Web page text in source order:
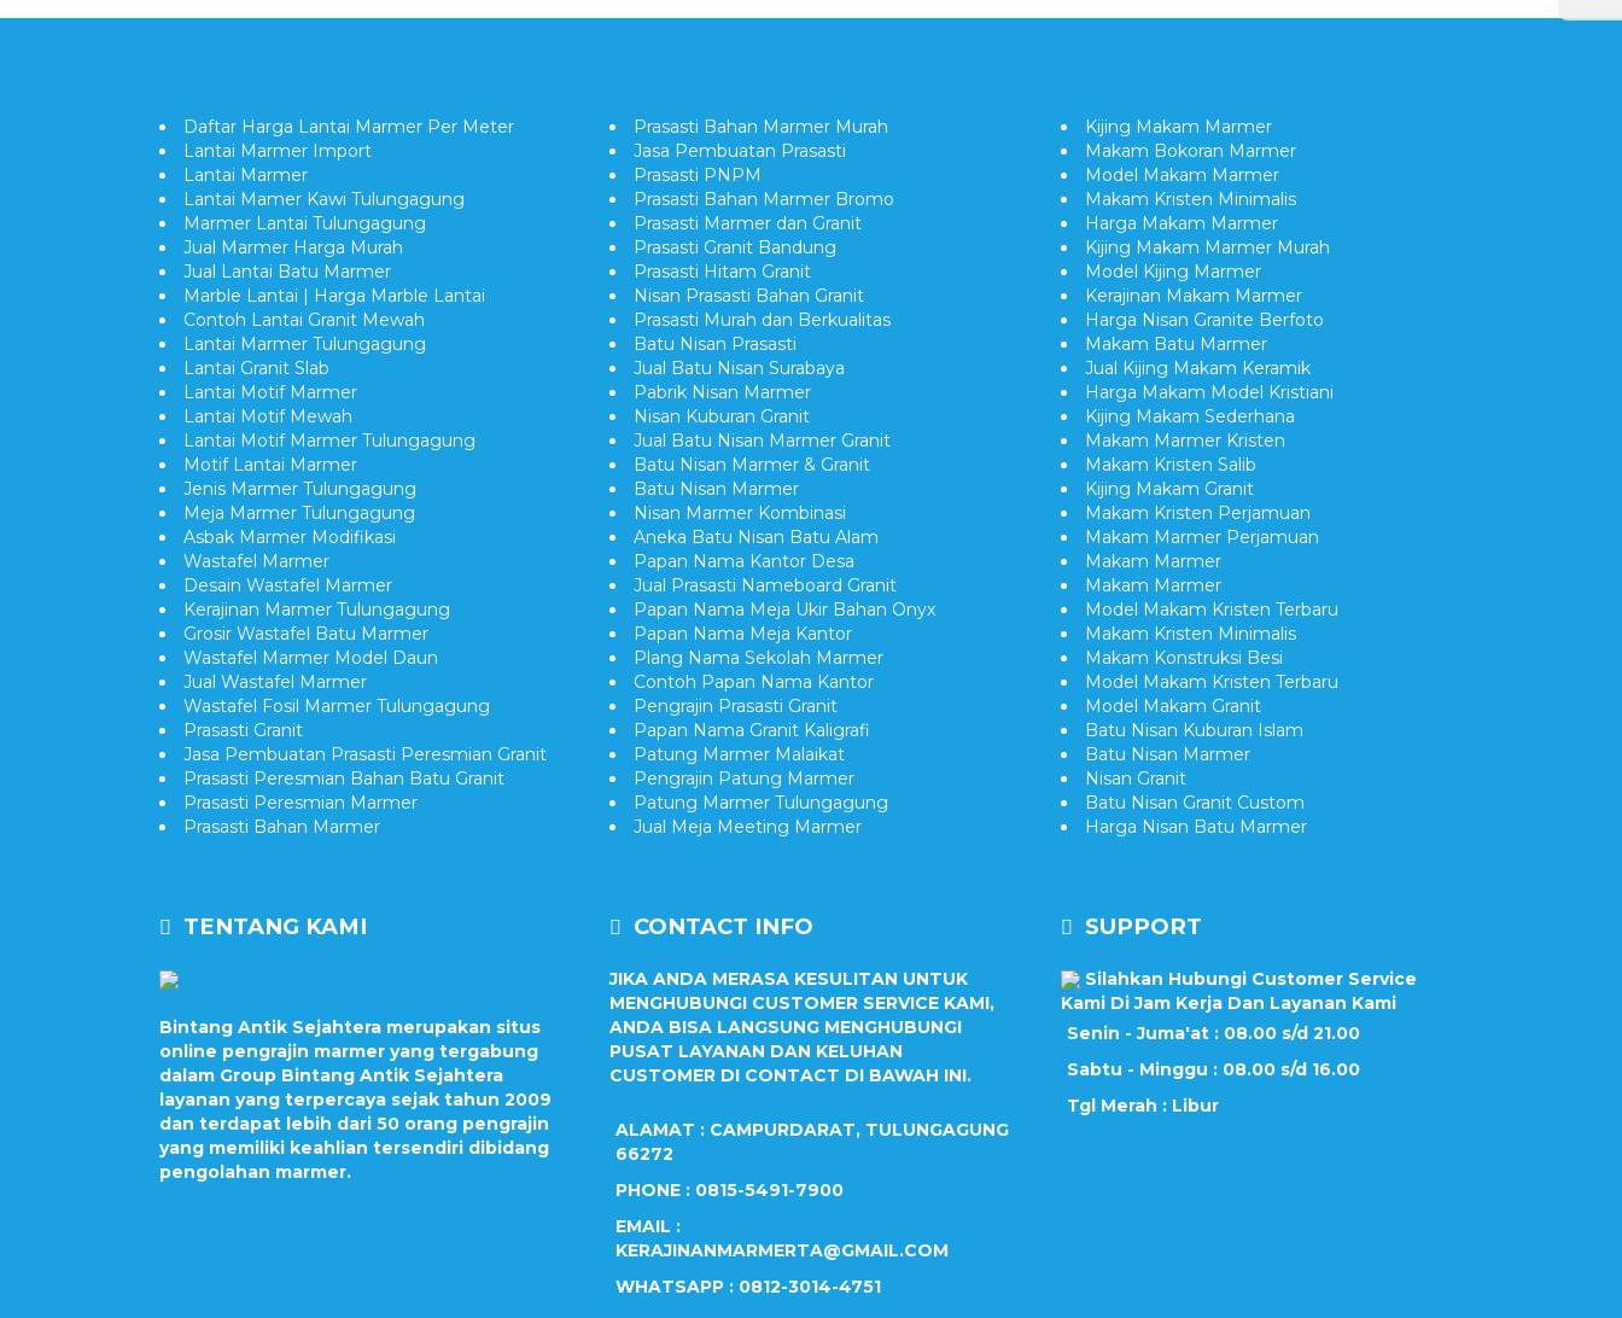
Daftar Harga Lantai Marmer Per Meter
Lantai Marmer Import
Lantai Marmer
Lantai Mamer Kawi Tulungagung
Marmer Lantai Tulungagung
Jual Marmer Harga Murah
Jual Lantai Batu Marmer
Marble Lantai | Harga Marble Lantai
Contoh Lantai Granit Mewah
Lantai Marmer Tulungagung
Lantai Granit Slab
Lantai Motif Marmer
Lantai Motif Mewah
Lantai Motif Marmer Tulungagung
Motif Lantai Marmer
Jenis Marmer Tulungagung
Meja Marmer Tulungagung
Asbak Marmer Modifikasi
Wastafel Marmer
Desain Wastafel Marmer
Kerajinan Marmer Tulungagung
Grosir Wastafel Batu Marmer
Wastafel Marmer Model Daun
Jual Wastafel Marmer
Wastafel Fosil Marmer Tulungagung
Prasasti Granit
Jasa Pembuatan Prasasti Peresmian Granit
Prasasti Peresmian Bahan Batu Granit
Prasasti Peresmian Marmer
Prasasti Bahan Marmer
TENTANG KAMI
Bintang Antik Sejahtera merupakan situs
online pengrajin marmer yang tergabung
dalam Group Bintang Antik Sejahtera
layanan yang terpercaya sejak tahun 2009
dan terdapat lebih dari 50 orang pengrajin
yang memiliki keahlian tersendiri dibidang
pengolahan marmer.
Prasasti Bahan Marmer Murah
Jasa Pembuatan Prasasti
Prasasti PNPM
Prasasti Bahan Marmer Bromo
Prasasti Marmer dan Granit
Prasasti Granit Bandung
Prasasti Hitam Granit
Nisan Prasasti Bahan Granit
Prasasti Murah dan Berkualitas
Batu Nisan Prasasti
Jual Batu Nisan Surabaya
Pabrik Nisan Marmer
Nisan Kuburan Granit
Jual Batu Nisan Marmer Granit
Batu Nisan Marmer & Granit
Batu Nisan Marmer
Nisan Marmer Kombinasi
Aneka Batu Nisan Batu Alam
Papan Nama Kantor Desa
Jual Prasasti Nameboard Granit
Papan Nama Meja Ukir Bahan Onyx
Papan Nama Meja Kantor
Plang Nama Sekolah Marmer
Contoh Papan Nama Kantor
Pengrajin Prasasti Granit
Papan Nama Granit Kaligrafi
Patung Marmer Malaikat
Pengrajin Patung Marmer
Patung Marmer Tulungagung
Jual Meja Meeting Marmer
CONTACT INFO
JIKA ANDA MERASA KESULITAN UNTUK
MENGHUBUNGI CUSTOMER SERVICE KAMI,
ANDA BISA LANGSUNG MENGHUBUNGI
PUSAT LAYANAN DAN KELUHAN
CUSTOMER DI CONTACT DI BAWAH INI.
ALAMAT : CAMPURDARAT, TULUNGAGUNG
66272
PHONE : 0815-5491-7900
EMAIL :
KERAJINANMARMERTA@GMAIL.COM
WHATSAPP : 0812-3014-4751
Kijing Makam Marmer
Makam Bokoran Marmer
Model Makam Marmer
Makam Kristen Minimalis
Harga Makam Marmer
Kijing Makam Marmer Murah
Model Kijing Marmer
Kerajinan Makam Marmer
Harga Nisan Granite Berfoto
Makam Batu Marmer
Jual Kijing Makam Keramik
Harga Makam Model Kristiani
Kijing Makam Sederhana
Makam Marmer Kristen
Makam Kristen Salib
Kijing Makam Granit
Makam Kristen Perjamuan
Makam Marmer Perjamuan
Makam Marmer
Makam Marmer
Model Makam Kristen Terbaru
Makam Kristen Minimalis
Makam Konstruksi Besi
Model Makam Kristen Terbaru
Model Makam Granit
Batu Nisan Kuburan Islam
Batu Nisan Marmer
Nisan Granit
Batu Nisan Granit Custom
Harga Nisan Batu Marmer
SUPPORT
Silahkan Hubungi Customer Service
Kami Di Jam Kerja Dan Layanan Kami
Senin - Juma'at : 08.00 s/d 21.00
Sabtu - Minggu : 08.00 s/d 16.00
Tgl Merah : Libur